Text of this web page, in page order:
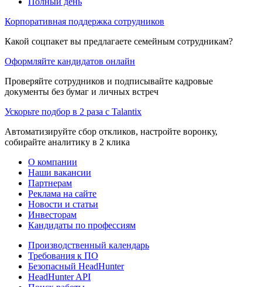
Корпоративная поддержка сотрудников
Какой соцпакет вы предлагаете семейным сотрудникам?
Оформляйте кандидатов онлайн
Проверяйте сотрудников и подписывайте кадровые
документы без бумаг и личных встреч
Ускорьте подбор в 2 раза с Talantix
Автоматизируйте сбор откликов, настройте воронку,
собирайте аналитику в 2 клика
О компании
Наши вакансии
Партнерам
Реклама на сайте
Новости и статьи
Инвесторам
Кандидаты по профессиям
Производственный календарь
Требования к ПО
Безопасный HeadHunter
HeadHunter API